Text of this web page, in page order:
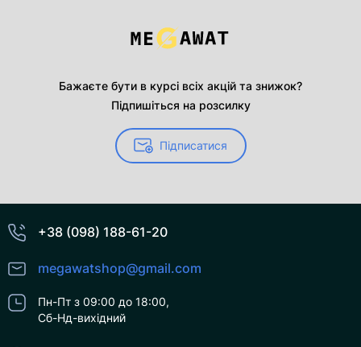
Бажаєте бути в курсі всіх акцій та знижок?
Підпишіться на розсилку
Підписатися
+38 (098) 188-61-20
megawatshop@gmail.com
Пн-Пт з 09:00 до 18:00,
Сб-Нд-вихідний